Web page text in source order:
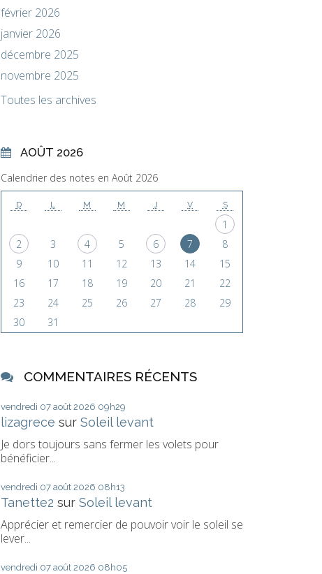
février 2026
janvier 2026
décembre 2025
novembre 2025
Toutes les archives
AOÛT 2026
Calendrier des notes en Août 2026
D L M M J V S
1
2
3 4 5 6 7
8
9
10 11 12 13 14
15
16
17 18 19 20 21
22
23
24 25 26 27 28
29
30
31
COMMENTAIRES RÉCENTS
vendredi 07 août 2026 09h29
lizagrece surSoleil levant
Je dors toujours sans fermer les volets pour
bénéficier...
vendredi 07 août 2026 08h13
Tanette2 surSoleil levant
Apprécier et remercier de pouvoir voir le soleil se
lever...
vendredi 07 août 2026 08h05